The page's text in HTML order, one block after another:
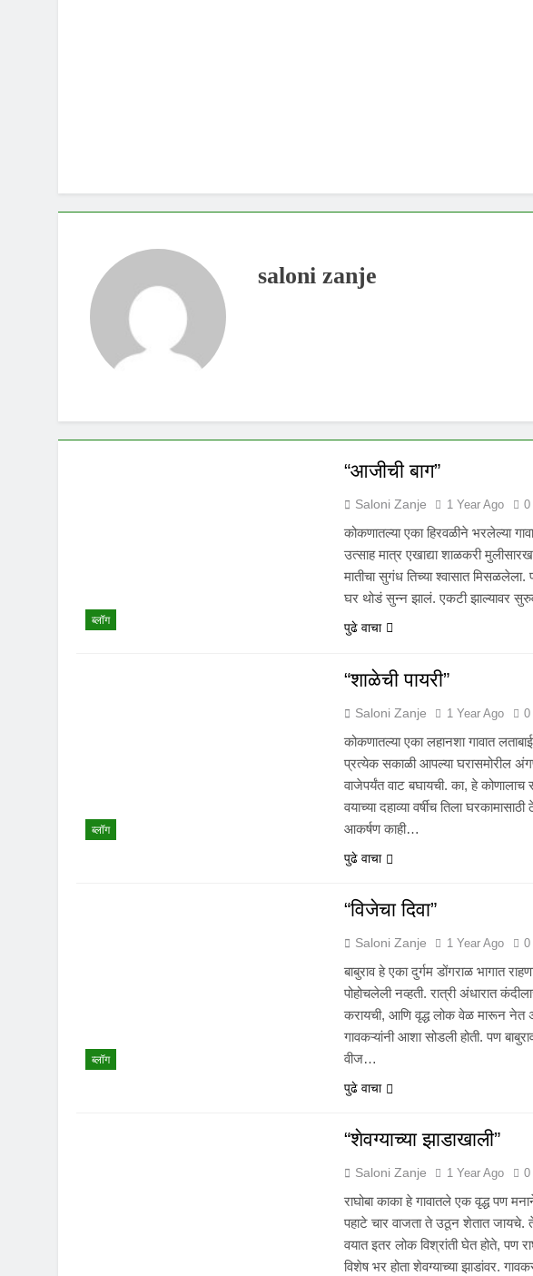
saloni zanje
ब्लॉग
“आजीची बाग”
Saloni Zanje 1 Year Ago 0
कोकणातल्या एका हिरवळीने भरलेल्या
उत्साह मात्र एखाद्या शाळकरी
मातीचा सुगंध तिच्या श्वासात
घर थोडं सुन्न झालं. एकटी झाल्यावर
पुढे वाचा
ब्लॉग
“शाळेची पायरी”
Saloni Zanje 1 Year Ago 0
कोकणातल्या एका लहानशा गावात लताबाई
प्रत्येक सकाळी आपल्या घरासमोरील
वाजेपर्यंत वाट बघायची. का, हे
वयाच्या दहाव्या वर्षीच तिला
आकर्षण काही…
पुढे वाचा
ब्लॉग
“विजेचा दिवा”
Saloni Zanje 1 Year Ago 0
बाबुराव हे एका दुर्गम डोंगराळ भागात
पोहोचलेली नव्हती. रात्री अंधारात
करायची, आणि वृद्ध लोक वेळ मारून
गावकऱ्यांनी आशा सोडली होती. पण
वीज…
पुढे वाचा
“शेवग्याच्या झाडाखाली”
Saloni Zanje 1 Year Ago 0
राघोबा काका हे गावातले एक वृद्ध पण
पहाटे चार वाजता ते उठून शेतात जायचे.
वयात इतर लोक विश्रांती घेत होते, पण
विशेष भर होता शेवग्याच्या झाडांवर.